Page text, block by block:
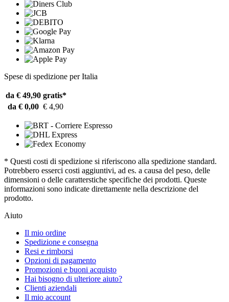
Spese di spedizione per Italia
da € 49,90 gratis*
da € 0,00 € 4,90
* Questi costi di spedizione si riferiscono alla spedizione standard.
Potrebbero esserci costi aggiuntivi, ad es. a causa del peso, delle
dimensioni o delle caratterstiche specifiche dei prodotti. Queste
informazioni sono indicate direttamente nella descrizione del
prodotto.
Aiuto
Il mio ordine
Spedizione e consegna
Resi e rimborsi
Opzioni di pagamento
Promozioni e buoni acquisto
Hai bisogno di ulteriore aiuto?
Clienti aziendali
Il mio account